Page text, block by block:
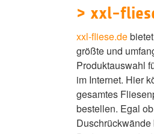
> xxl-
xxl-fliese.de
größte und
Produktauswahl
im Internet. Hier
gesamtes
bestellen. Egal